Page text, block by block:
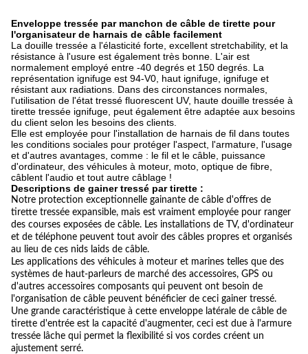
Enveloppe tressée par manchon de câble de tirette pour
l'organisateur de harnais de câble facilement
La douille tressée a l'élasticité forte, excellent stretchability, et la
résistance à l'usure est également très bonne. L'air est
normalement employé entre -40 degrés et 150 degrés. La
représentation ignifuge est 94-V0, haut ignifuge, ignifuge et
résistant aux radiations. Dans des circonstances normales,
l'utilisation de l'état tressé fluorescent UV, haute douille tressée à
tirette tressée ignifuge, peut également être adaptée aux besoins
du client selon les besoins des clients.
Elle est employée pour l'installation de harnais de fil dans toutes
les conditions sociales pour protéger l'aspect, l'armature, l'usage
et d'autres avantages, comme : le fil et le câble, puissance
d'ordinateur, des véhicules à moteur, moto, optique de fibre,
câblent l'audio et tout autre câblage !
Descriptions de gainer tressé par tirette :
Notre protection exceptionnelle gainante de câble d'offres de
tirette tressée expansible, mais est vraiment employée pour ranger
des courses exposées de câble. Les installations de TV, d'ordinateur
et de téléphone peuvent tout avoir des câbles propres et organisés
au lieu de ces nids laids de câble.
Les applications des véhicules à moteur et marines telles que des
systèmes de haut-parleurs de marché des accessoires, GPS ou
d'autres accessoires composants qui peuvent ont besoin de
l'organisation de câble peuvent bénéficier de ceci gainer tressé.
Une grande caractéristique à cette enveloppe latérale de câble de
tirette d'entrée est la capacité d'augmenter, ceci est due à l'armure
tressée lâche qui permet la flexibilité si vos cordes créent un
ajustement serré.